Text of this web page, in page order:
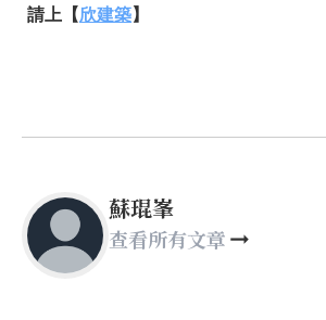
請上【欣建築】
蘇琨峯
查看所有文章